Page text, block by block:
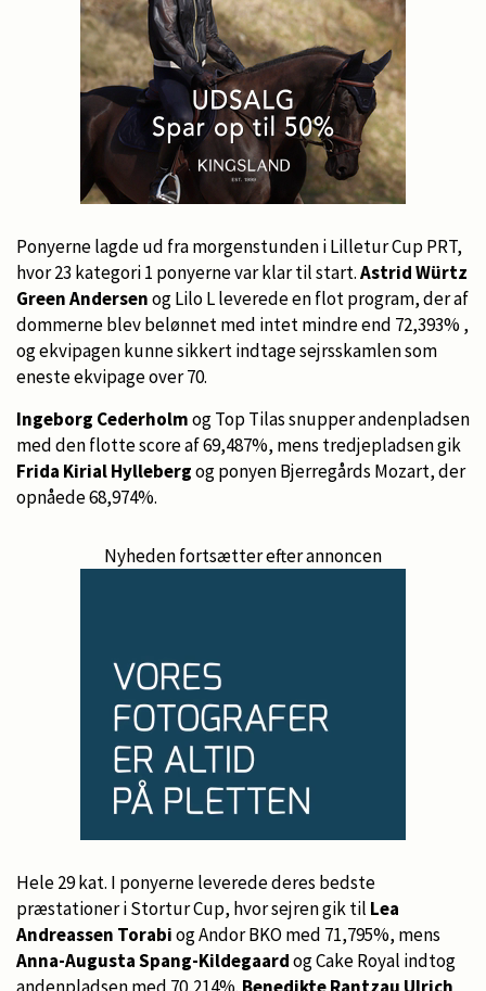
Ponyerne lagde ud fra morgenstunden i Lilletur Cup PRT,
hvor 23 kategori 1 ponyerne var klar til start.Astrid Würtz
Green Andersenog Lilo L leverede en flot program, der af
dommerne blev belønnet med intet mindre end 72,393% ,
og ekvipagen kunne sikkert indtage sejrsskamlen som
eneste ekvipage over 70.
Ingeborg Cederholmog Top Tilas snupper andenpladsen
med den flotte score af 69,487%, mens tredjepladsen gik
Frida Kirial Hyllebergog ponyen Bjerregårds Mozart, der
opnåede 68,974%.
Nyheden fortsætter efter annoncen
Hele 29 kat. I ponyerne leverede deres bedste
præstationer i Stortur Cup, hvor sejren gik til Lea
Andreassen Torabiog Andor BKO med 71,795%, mens
Anna-Augusta Spang-Kildegaardog Cake Royal indtog
andenpladsen med 70,214%. Benedikte Rantzau Ulrich